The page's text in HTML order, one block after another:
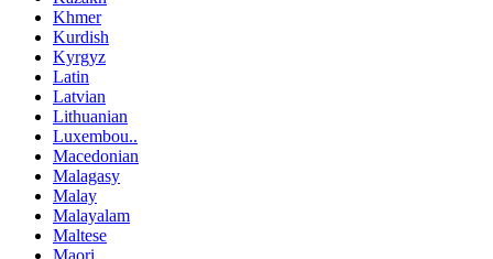
Khmer
Kurdish
Kyrgyz
Latin
Latvian
Lithuanian
Luxembou..
Macedonian
Malagasy
Malay
Malayalam
Maltese
Maori